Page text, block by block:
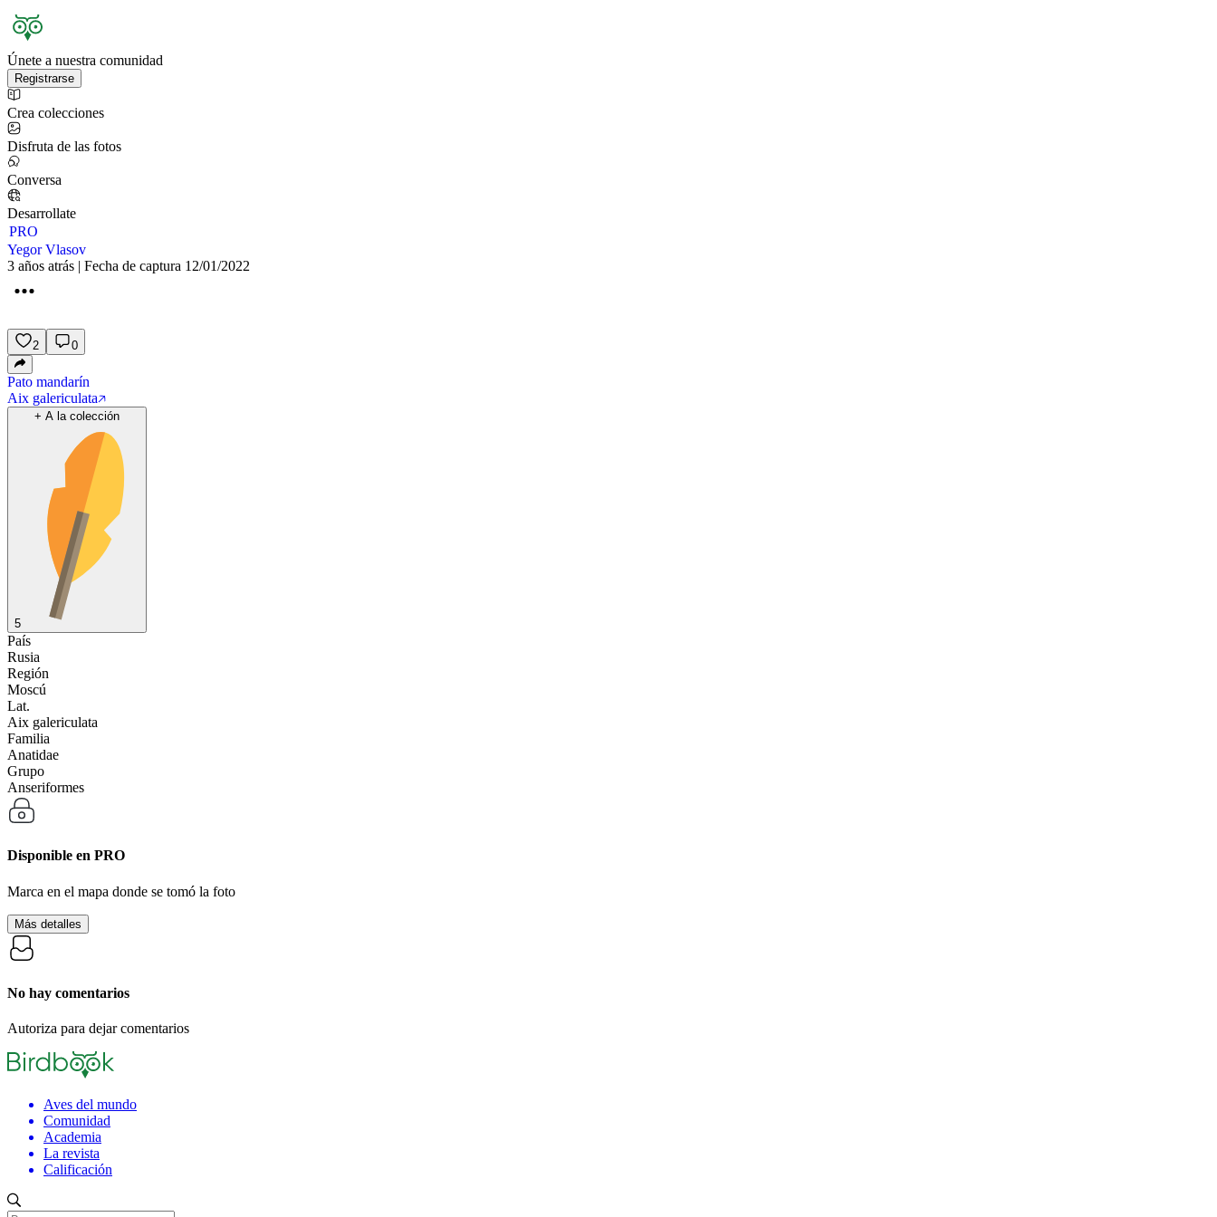
Únete a nuestra comunidad
Registrarse
Crea colecciones
Disfruta de las fotos
Conversa
Desarrollate
PRO
Yegor Vlasov
3 años atrás | Fecha de captura 12/01/2022
2 0
Pato mandarín
Aix galericulata
+ A la colección
5
País
Rusia
Región
Moscú
Lat.
Aix galericulata
Familia
Anatidae
Grupo
Anseriformes
Disponible en PRO
Marca en el mapa donde se tomó la foto
Más detalles
No hay comentarios
Autoriza para dejar comentarios
Aves del mundo
Comunidad
Academia
La revista
Calificación